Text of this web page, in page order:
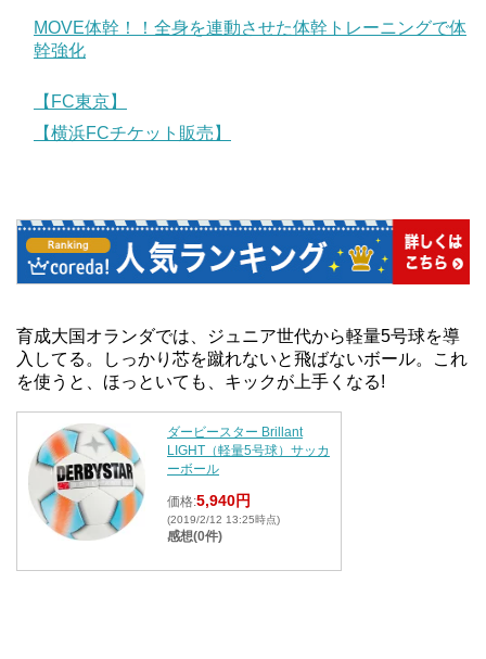
MOVE体幹！！全身を連動させた体幹トレーニングで体
幹強化
【FC東京】
【横浜FCチケット販売】
育成大国オランダでは、ジュニア世代から軽量5号球を導
入してる。しっかり芯を蹴れないと飛ばないボール。これ
を使うと、ほっといても、キックが上手くなる!
ダービースター Brillant
LIGHT（軽量5号球）サッカ
ーボール
価格:5,940円
(2019/2/12 13:25時点)
感想(0件)